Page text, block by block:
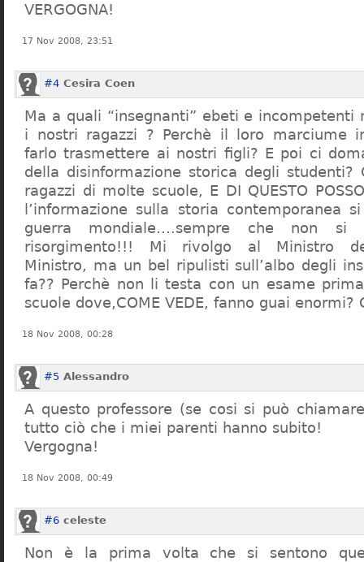
VERGOGNA!
17 Nov 2008, 23:51
#4 Cesira Coen
Ma a quali “insegnanti” ebeti e
i nostri ragazzi ? Perchè il loro marciume
farlo trasmettere ai nostri figli? E poi ci
della disinformazione storica degli
ragazzi di molte scuole, E DI QUESTO POSSO
l’informazione sulla storia contemporanea
guerra mondiale….sempre che non
risorgimento!!! Mi rivolgo al Ministro
Ministro, ma un bel ripulisti sull’albo degli
fa?? Perchè non li testa con un esame
scuole dove,COME VEDE, fanno guai enormi?
18 Nov 2008, 00:28
#5 Alessandro
A questo professore (se cosi si può
tutto ciò che i miei parenti hanno subito!
Vergogna!
18 Nov 2008, 00:49
#6 celeste
Non è la prima volta che si sentono